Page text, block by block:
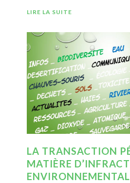
LIRE LA SUITE
LA TRANSACTION
MATIÈRE